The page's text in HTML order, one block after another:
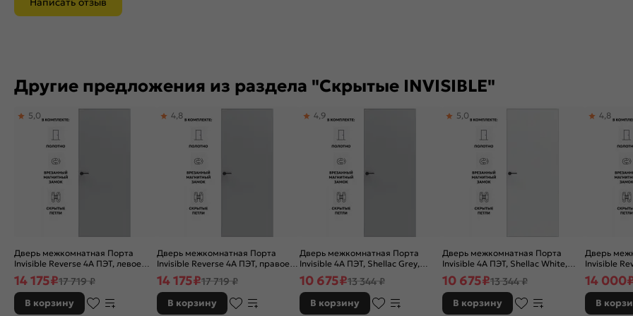
Другие предложения из раздела "Скрытые INVISIBLE"
Дверь межкомнатная Порта
Invisible Reverse 4A ПЭТ, левое
открывание, Shellac Grey, глухая,
скрытая, кромка алюминиевая
матовый хром, каркасно-
щитовая
5,0
14 175₽17 719 ₽
В корзину
Дверь межкомнатная Порта
Invisible Reverse 4A ПЭТ, правое
открывание, Shellac Grey, глухая,
скрытая, кромка алюминиевая
матовый хром, каркасно-
щитовая
4,8
14 175₽17 719 ₽
В корзину
Дверь межкомнатная Порта
Invisible 4A ПЭТ, Shellac Grey,
глухая, скрытая, кромка
алюминиевая матовый хром,
каркасно-щитовая
4,9
10 675₽13 344 ₽
В корзину
Дверь межкомнатная Порта
Invisible 4A ПЭТ, Shellac White,
глухая, скрытая, кромка
алюминиевая матовый хром,
каркасно-щитовая
5,0
10 675₽13 344 ₽
В корзину
Дверь
Invisible
глухая,
4,8
14 000
В